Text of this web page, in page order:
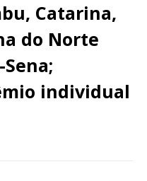
Catarina,
do Norte
individual